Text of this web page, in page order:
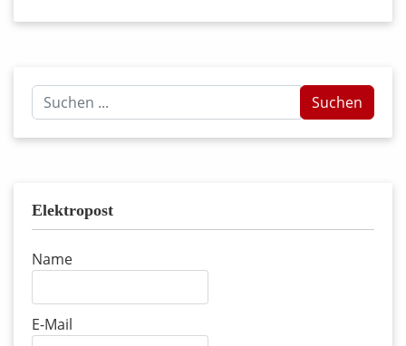
Suchen
...
Suchen
Elektropost
Name
E-Mail